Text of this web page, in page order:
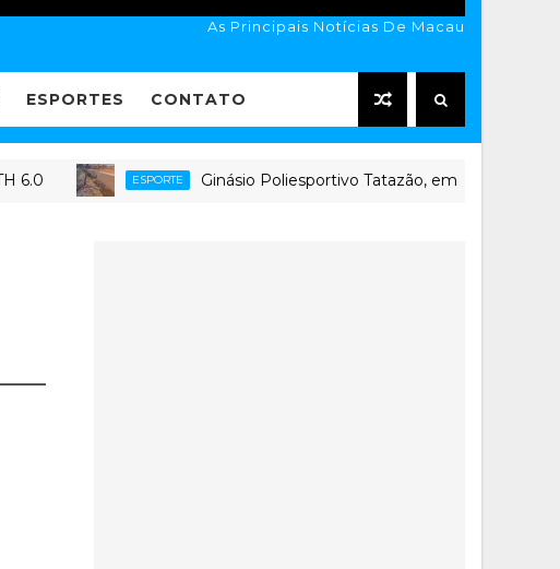
As Principais Notícias De Macau
ESPORTES CONTATO
ESPORTE Ginásio Poliesportivo Tatazão, em Macau (RN),